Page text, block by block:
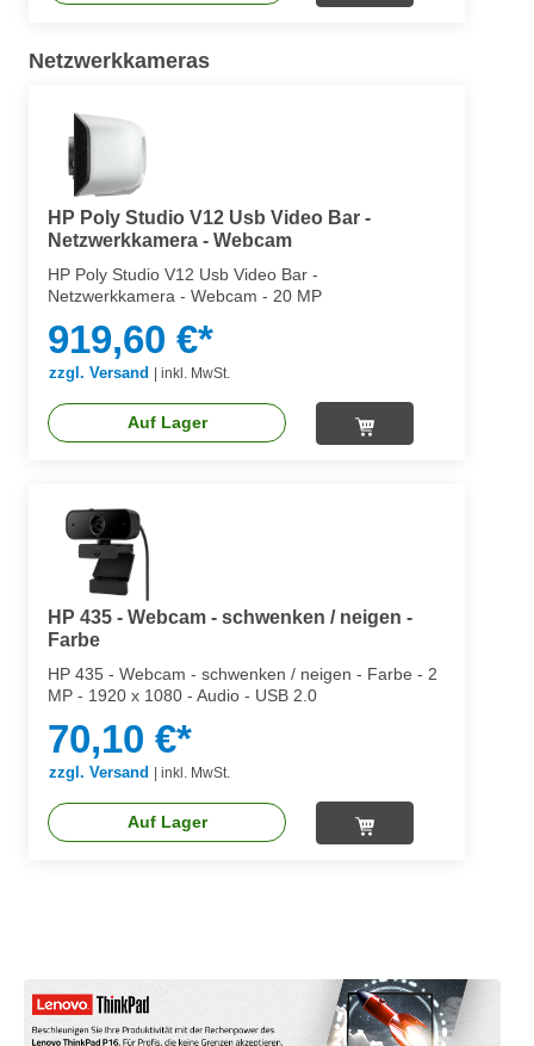
Netzwerkkameras
HP Poly Studio V12 Usb Video Bar -
Netzwerkkamera - Webcam
HP Poly Studio V12 Usb Video Bar -
Netzwerkkamera - Webcam - 20 MP
919,60 €*
zzgl. Versand inkl. MwSt.
Auf Lager
HP 435 - Webcam - schwenken / neigen -
Farbe
HP 435 - Webcam - schwenken / neigen - Farbe - 2
MP - 1920 x 1080 - Audio - USB 2.0
70,10 €*
zzgl. Versand inkl. MwSt.
Auf Lager